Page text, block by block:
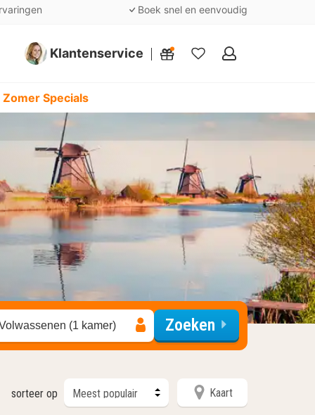
Boek snel en eenvoudig
Klantenservice
Mijn
Specials
(1 kamer) Zoeken
sorteer op Kaart